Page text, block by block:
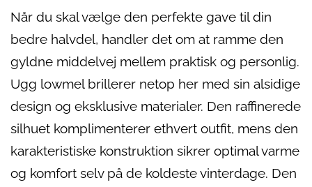
Når du skal vælge den perfekte gave til din
bedre halvdel, handler det om at ramme den
gyldne middelvej mellem praktisk og personlig.
Ugg lowmel brillerer netop her med sin alsidige
design og eksklusive materialer. Den raffinerede
silhuet komplimenterer ethvert outfit, mens den
karakteristiske konstruktion sikrer optimal varme
og komfort selv på de koldeste vinterdage. Den